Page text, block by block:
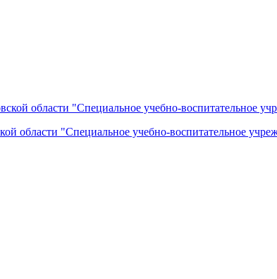
области "Специальное учебно-воспитательное